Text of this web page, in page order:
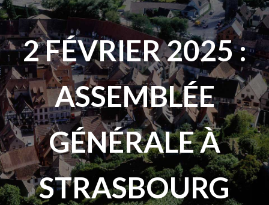
2 FÉVRIER 2025 :
ASSEMBLÉE
GÉNÉRALE À
STRASBOURG